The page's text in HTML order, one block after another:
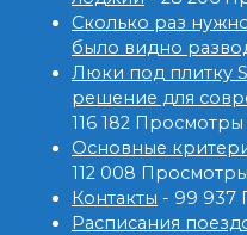
Сколько раз
было видно
Люки под плитку
решение для
116 182 Просмотры
Основные
112 008 Просмотры
Контакты - 99 937
Расписания